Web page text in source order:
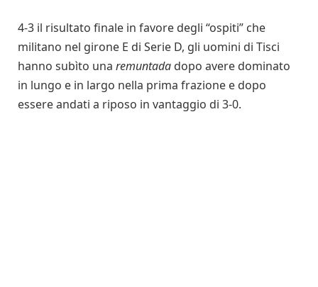
4-3 il risultato finale in favore degli “ospiti” che
militano nel girone E di Serie D, gli uomini di Tisci
hanno subìto una remuntada dopo avere dominato
in lungo e in largo nella prima frazione e dopo
essere andati a riposo in vantaggio di 3-0.